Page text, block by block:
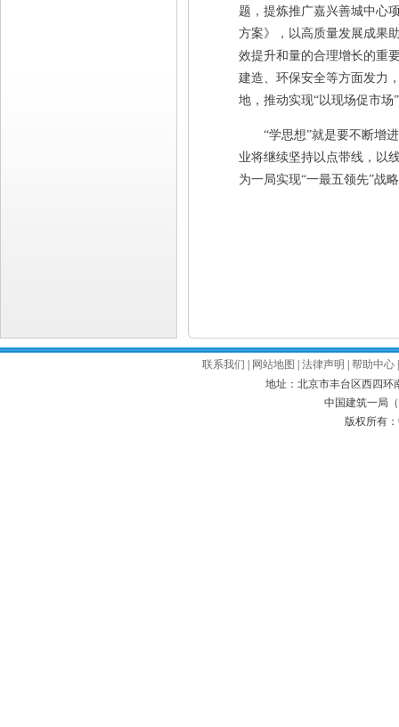
题，提炼推广嘉兴善城中心
方案》，以高质量发展成果
效提升和量的合理增长的重
建造、环保安全等方面发力
地，推动实现“以现场促市场
“学思想”就是要不断增进
业将继续坚持以点带线，以
为一局实现“一最五领先”战
联系我们 网站地图 法律声明 帮助中心
地址：北京市丰台区西四环
中国建筑一局
版权所有